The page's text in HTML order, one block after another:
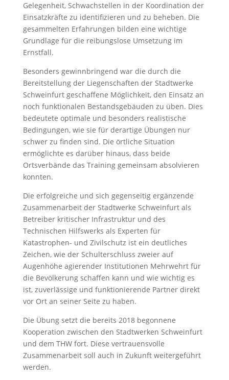
Gelegenheit, Schwachstellen in der Koordination der
Einsatzkräfte zu identifizieren und zu beheben. Die
gesammelten Erfahrungen bilden eine wichtige
Grundlage für die reibungslose Umsetzung im
Ernstfall.
Besonders gewinnbringend war die durch die
Bereitstellung der Liegenschaften der Stadtwerke
Schweinfurt geschaffene Möglichkeit, den Einsatz an
noch funktionalen Bestandsgebäuden zu üben. Dies
bedeutete optimale und besonders realistische
Bedingungen, wie sie für derartige Übungen nur
schwer zu finden sind. Die örtliche Situation
ermöglichte es darüber hinaus, dass beide
Ortsverbände das Training gemeinsam absolvieren
konnten.
Die erfolgreiche und sich gegenseitig ergänzende
Zusammenarbeit der Stadtwerke Schweinfurt als
Betreiber kritischer Infrastruktur und des
Technischen Hilfswerks als Experten für
Katastrophen- und Zivilschutz ist ein deutliches
Zeichen, wie der Schulterschluss zweier auf
Augenhöhe agierender Institutionen Mehrwehrt für
die Bevölkerung schaffen kann und wie wichtig es
ist, zuverlässige und funktionierende Partner direkt
vor Ort an seiner Seite zu haben.
Die Übung setzt die bereits 2018 begonnene
Kooperation zwischen den Stadtwerken Schweinfurt
und dem THW fort. Diese vertrauensvolle
Zusammenarbeit soll auch in Zukunft weitergeführt
werden.